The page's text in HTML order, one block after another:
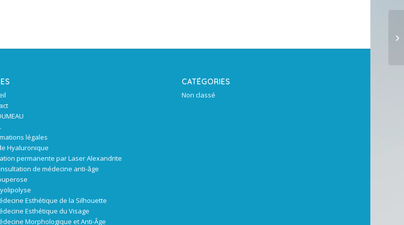
légales
Hyaluronique
permanente par Laser Alexandrite
de médecine anti-âge
Esthétique de la Silhouette
Esthétique du Visage
Morphologique et Anti-Âge
CATÉGORIES
Non classé